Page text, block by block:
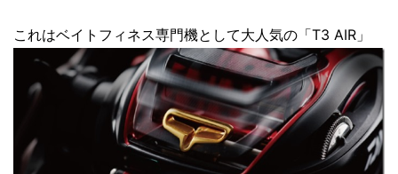
これはベイトフィネス専門機として大人気の「T3 AIR」